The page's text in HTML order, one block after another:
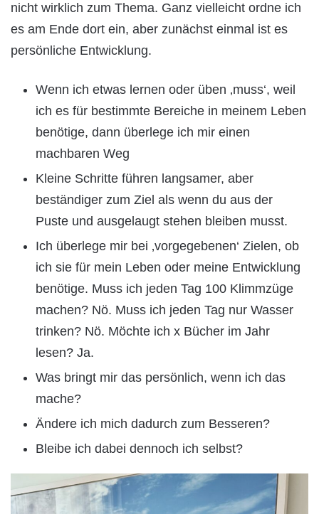
nicht wirklich zum Thema. Ganz vielleicht ordne ich
es am Ende dort ein, aber zunächst einmal ist es
persönliche Entwicklung.
Wenn ich etwas lernen oder üben ‚muss‘, weil
ich es für bestimmte Bereiche in meinem Leben
benötige, dann überlege ich mir einen
machbaren Weg
Kleine Schritte führen langsamer, aber
beständiger zum Ziel als wenn du aus der
Puste und ausgelaugt stehen bleiben musst.
Ich überlege mir bei ‚vorgegebenen‘ Zielen, ob
ich sie für mein Leben oder meine Entwicklung
benötige. Muss ich jeden Tag 100 Klimmzüge
machen? Nö. Muss ich jeden Tag nur Wasser
trinken? Nö. Möchte ich x Bücher im Jahr
lesen? Ja.
Was bringt mir das persönlich, wenn ich das
mache?
Ändere ich mich dadurch zum Besseren?
Bleibe ich dabei dennoch ich selbst?